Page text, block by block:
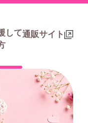
して通販サイト